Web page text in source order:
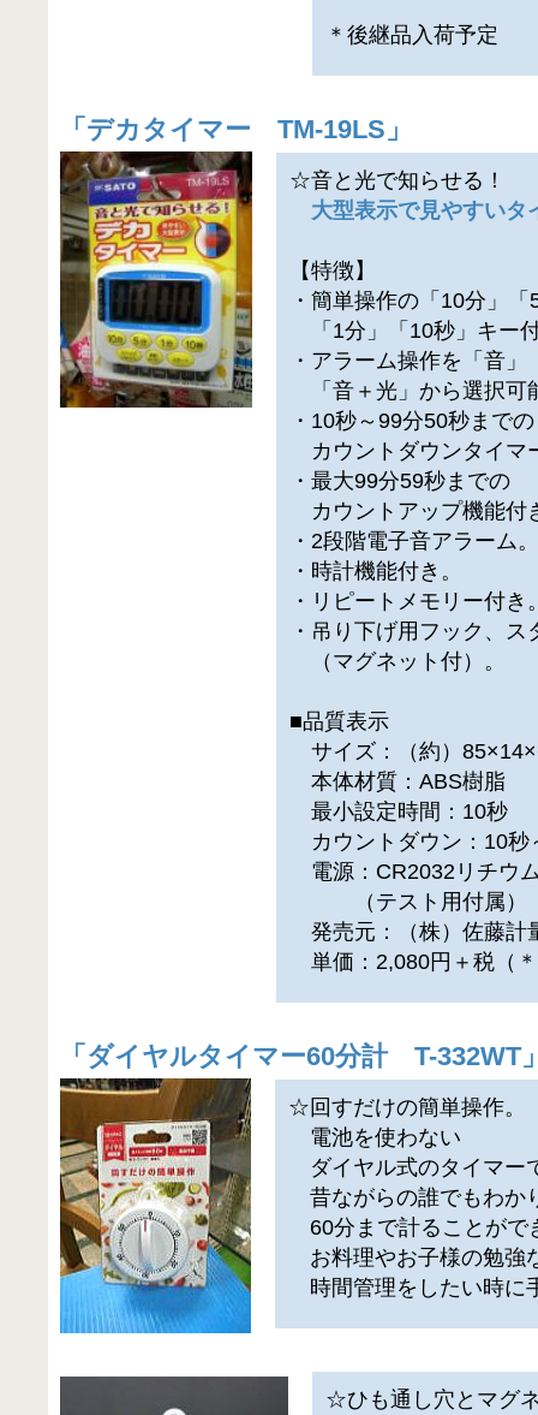
＊後継品入荷予定
「 デカタイマー TM-19LS 」
☆音と光で知らせる！
大型表示で見やすいタ
【特徴】
・簡単操作の「10分」「
「1分」「10秒」キー
・アラーム操作を「音」
「音＋光」から選択可
・10秒～99分50秒までの
カウントダウンタイマ
・最大99分59秒までの
カウントアップ機能付
・2段階電子音アラーム
・時計機能付き。
・リピートメモリー付き
・吊り下げ用フック、ス
（マグネット付）。
■品質表示
サイズ：（約）
本体材質：ABS樹脂
最小設定時間：10秒
カウントダウン：10秒
電源：CR2032リチウ
（テスト用付属）
発売元：（株）佐藤計
単価：2,080円＋税（
「 ダイヤルタイマー60分計 T-332WT
☆回すだけの簡単操作。
電池を使わない
ダイヤル式のタイマー
昔ながらの誰でもわか
60分まで計ることがで
お料理やお子様の勉強
時間管理をしたい時に
☆ひも通し穴とマグ